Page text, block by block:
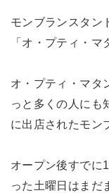
モンブランスタン
「オ・プティ・マ
オ・プティ・マタ
っと多くの人にも
に出店されたモン
オープン後すでに
った土曜日はまだ